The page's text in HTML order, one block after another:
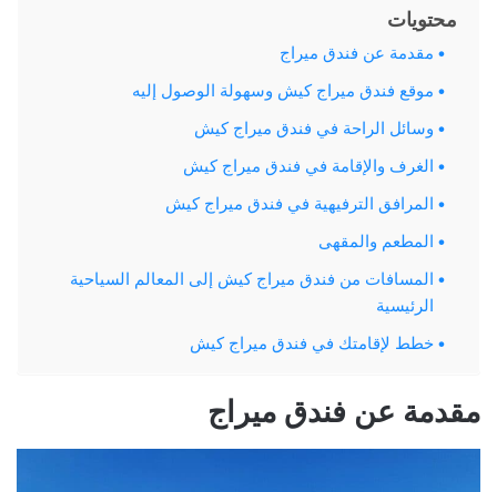
محتويات
مقدمة عن فندق ميراج
موقع فندق ميراج كيش وسهولة الوصول إليه
وسائل الراحة في فندق ميراج كيش
الغرف والإقامة في فندق ميراج كيش
المرافق الترفيهية في فندق ميراج كيش
المطعم والمقهى
المسافات من فندق ميراج كيش إلى المعالم السياحية
الرئيسية
خطط لإقامتك في فندق ميراج كيش
مقدمة عن فندق ميراج